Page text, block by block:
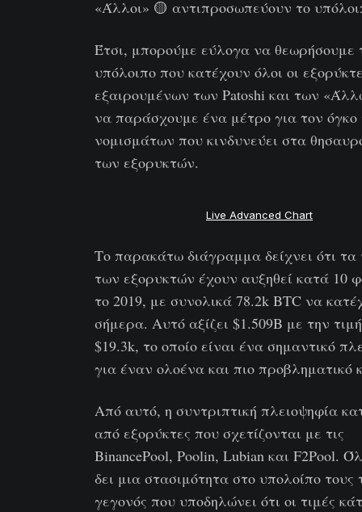
«Άλλοι» 🟡 αντιπροσωπεύουν το
Έτσι, μπορούμε εύλογα να θεωρήσουμε
υπόλοιπο που κατέχουν όλοι οι
εξαιρουμένων των Patoshi και των
να παράσχουμε ένα μέτρο για τον
νομισμάτων που κινδυνεύει στα
των εξορυκτών.
Live Advanced Chart
Το παρακάτω διάγραμμα δείχνει ότι τα
των εξορυκτών έχουν αυξηθεί κατά 10
το 2019, με συνολικά 78.2k BTC να
σήμερα. Αυτό αξίζει $1.509B με την
$19.3k, το οποίο είναι ένα σημαντικό
για έναν ολοένα και πιο προβληματικό
Από αυτό, η συντριπτική πλειοψηφία
από εξορύκτες που σχετίζονται με τις
BinancePool, Poolin, Lubian και F2Pool.
δει μια στασιμότητα στο υπολοίπο τους
γεγονός που υποδηλώνει ότι οι τιμές